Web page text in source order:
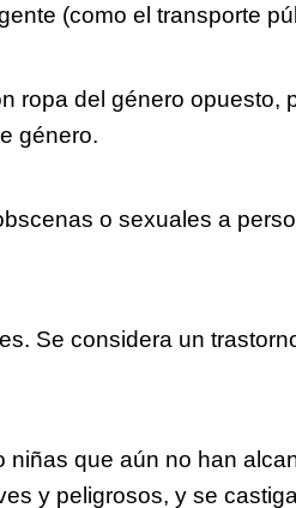
(como el transporte
ropa del género opuesto,
género.
o sexuales a
Se considera un
que aún no han
y peligrosos, y se